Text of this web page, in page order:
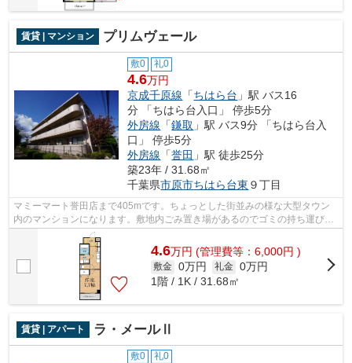
賃貸 | マンション プリムヴェール
敷0 礼0
4.6万円
京成千原線 「ちはら台 」駅 バス16
分 「ちはら台入口」 停歩5分
外房線 「鎌取 」駅 バス9分 「ちはら台入
口」 停歩5分
外房線 「誉田 」駅 徒歩25分
築23年 / 31.68㎡
千葉県市原市ちはら台東 ９丁目
マミーマート誉田店まで405mです。ちょっとした街並みの様な大型タウン
内のマンションになります。敷地内ごみ置き場があるのでゴミの持ち運びの
負担を少しでも減らすことができます。...
4.6万円 (管理費等：6,000円 )
敷金 0万円 礼金 0万円
1階 / 1K / 31.68㎡
賃貸 | アパート ラ・メールⅡ
敷0 礼0